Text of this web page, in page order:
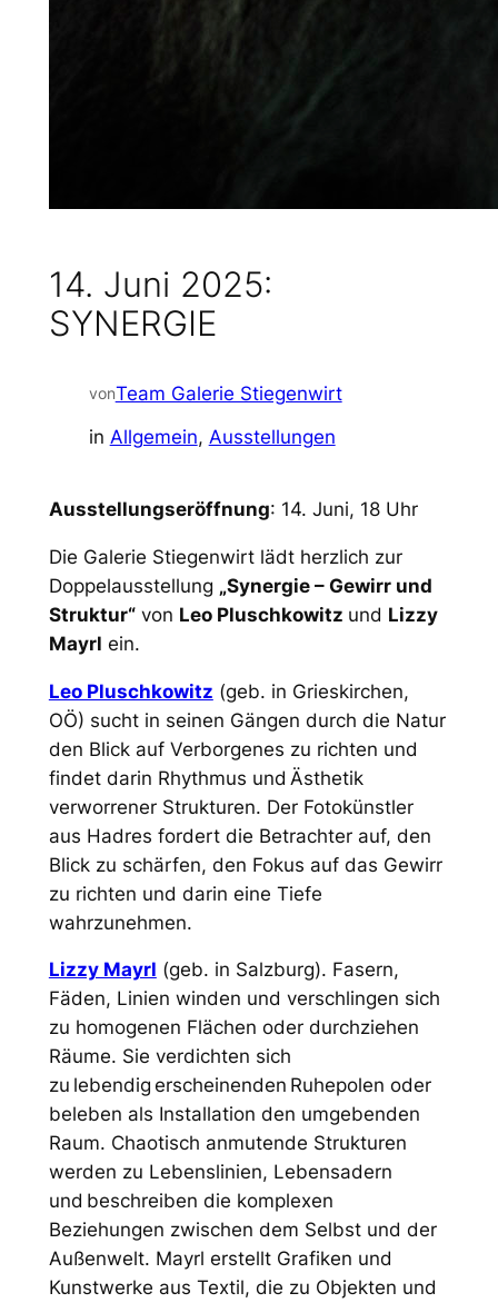
14. Juni 2025:
SYNERGIE
vonTeam Galerie Stiegenwirt
in Allgemein, Ausstellungen
Ausstellungseröffnung: 14. Juni, 18 Uhr
Die Galerie Stiegenwirt lädt herzlich zur
Doppelausstellung „Synergie – Gewirr und
Struktur“von Leo Pluschkowitz und Lizzy
Mayrl ein.
Leo Pluschkowitz (geb. in Grieskirchen,
OÖ) sucht in seinen Gängen durch die Natur
den Blick auf Verborgenes zu richten und
findet darin Rhythmus und Ästhetik
verworrener Strukturen. Der Fotokünstler
aus Hadres fordert die Betrachter auf, den
Blick zu schärfen, den Fokus auf das Gewirr
zu richten und darin eine Tiefe
wahrzunehmen.
Lizzy Mayrl (geb. in Salzburg). Fasern,
Fäden, Linien winden und verschlingen sich
zu homogenen Flächen oder durchziehen
Räume. Sie verdichten sich
zu lebendig erscheinenden Ruhepolen oder
beleben als Installation den umgebenden
Raum. Chaotisch anmutende Strukturen
werden zu Lebenslinien, Lebensadern
und beschreiben die komplexen
Beziehungen zwischen dem Selbst und der
Außenwelt. Mayrl erstellt Grafiken und
Kunstwerke aus Textil, die zu Objekten und